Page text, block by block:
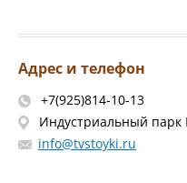
Адрес и телефон
+7(925)814-10-13
Индустриальный парк
info@tvstoyki.ru